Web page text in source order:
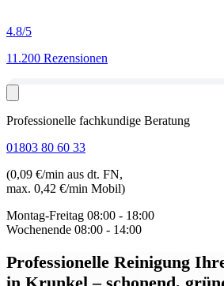
4.8/5
11.200 Rezensionen
Professionelle fachkundige Beratung
01803 80 60 33
(0,09 €/min aus dt. FN,
max. 0,42 €/min Mobil)
Montag-Freitag 08:00 - 18:00
Wochenende 08:00 - 14:00
Professionelle Reinigung